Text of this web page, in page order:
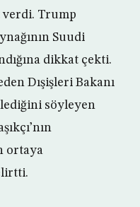
verdi. Trump
Suudi
dikkat çekti.
Dışişleri Bakanı
söyleyen
ortaya